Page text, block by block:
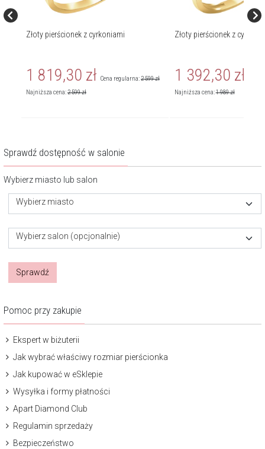
Złoty pierścionek z cyrkoniami
1 819,30 zł Cena regularna:2 599zł
Najniższa cena:2 599zł
Złoty pierścionek z
1 392,30 zł
Najniższa cena:1 989zł
Sprawdź dostępność w salonie
Wybierz miasto lub salon
Wybierz miasto
Wybierz salon (opcjonalnie)
Sprawdź
Pomoc przy zakupie
Ekspert w biżuterii
Jak wybrać właściwy rozmiar pierścionka
Jak kupować w eSklepie
Wysyłka i formy płatności
Apart Diamond Club
Regulamin sprzedaży
Bezpieczeństwo